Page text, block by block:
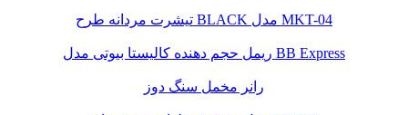
تیشرت مردانه طرح BLACK مدل MKT-04
ریمل حجم دهنده کالیستا بیوتی مدل BB Express
رانر مخمل سنگ دوز